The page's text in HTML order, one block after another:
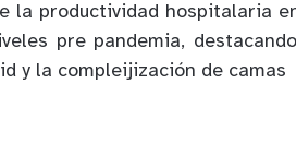
la productividad hospitalaria
pre pandemia,
y la compleijización de camas